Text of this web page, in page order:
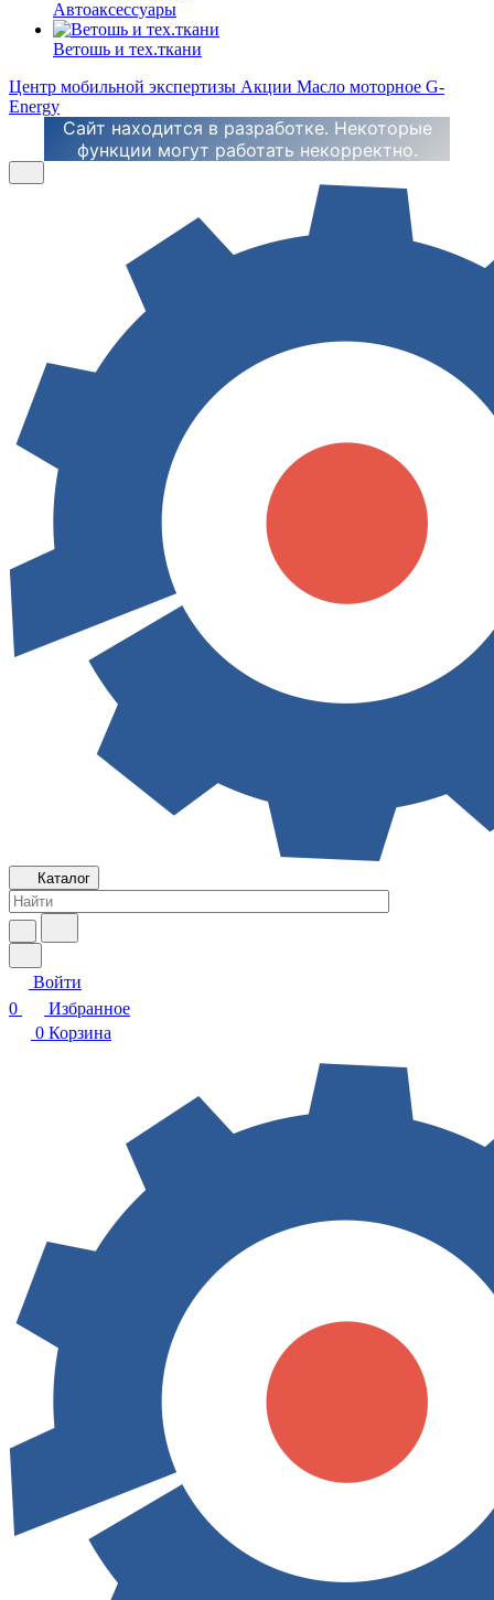
Автоаксессуары
Ветошь и тех.ткани
Центр мобильной экспертизы Акции Масло моторное G-
Energy
Сайт находится в разработке. Некоторые
функции могут работать некорректно.
Каталог
Войти
0
Избранное
0 Корзина